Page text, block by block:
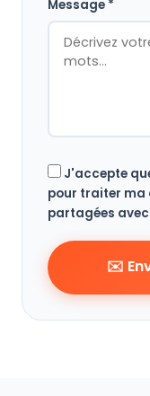
Message *
J'accepte
pour traiter ma
partagées
✉️